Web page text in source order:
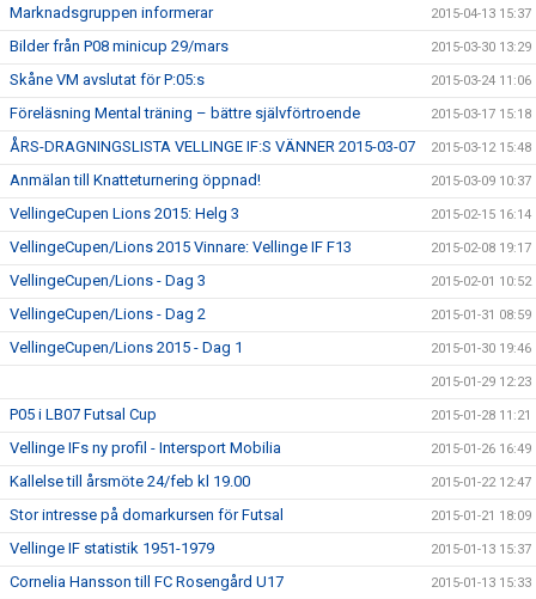
Marknadsgruppen informerar 2015-04-13 15:37
Bilder från P08 minicup 29/mars 2015-03-30 13:29
Skåne VM avslutat för P:05:s 2015-03-24 11:06
Föreläsning Mental träning – bättre självförtroende 2015-03-17 15:18
ÅRS-DRAGNINGSLISTA VELLINGE IF:S VÄNNER 2015-03-07 2015-03-12 15:48
Anmälan till Knatteturnering öppnad! 2015-03-09 10:37
VellingeCupen Lions 2015: Helg 3 2015-02-15 16:14
VellingeCupen/Lions 2015 Vinnare: Vellinge IF F13 2015-02-08 19:17
VellingeCupen/Lions - Dag 3 2015-02-01 10:52
VellingeCupen/Lions - Dag 2 2015-01-31 08:59
VellingeCupen/Lions 2015 - Dag 1 2015-01-30 19:46
2015-01-29 12:23
P05 i LB07 Futsal Cup 2015-01-28 11:21
Vellinge IFs ny profil - Intersport Mobilia 2015-01-26 16:49
Kallelse till årsmöte 24/feb kl 19.00 2015-01-22 12:47
Stor intresse på domarkursen för Futsal 2015-01-21 18:09
Vellinge IF statistik 1951-1979 2015-01-13 15:37
Cornelia Hansson till FC Rosengård U17 2015-01-13 15:33